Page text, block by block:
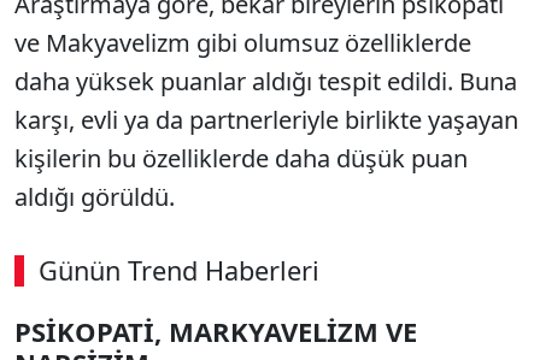
ve Makyavelizm gibi olumsuz özelliklerde
daha yüksek puanlar aldığı tespit edildi. Buna
karşı, evli ya da partnerleriyle birlikte yaşayan
kişilerin bu özelliklerde daha düşük puan
aldığı görüldü.
Günün Trend Haberleri
PSİKOPATİ, MARKYAVELİZM VE